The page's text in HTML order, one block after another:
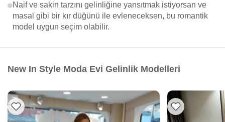
Naif ve sakin tarzını gelinliğine yansıtmak istiyorsan ve
masal gibi bir kır düğünü ile evleneceksen, bu romantik
model uygun seçim olabilir.
New In Style Moda Evi Gelinlik Modelleri